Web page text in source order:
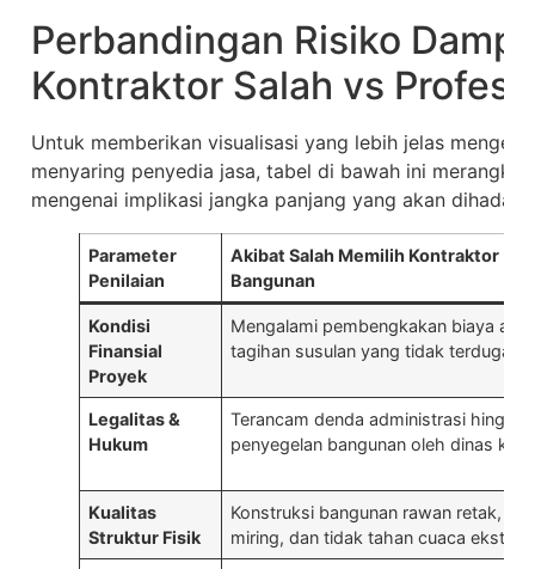
Perbandingan Risiko
Kontraktor Salah vs
Untuk memberikan visualisasi yang lebih jelas
menyaring penyedia jasa, tabel di bawah ini
mengenai implikasi jangka panjang yang akan
Parameter
Penilaian
Akibat Salah Memilih Kontraktor
Bangunan
Kondisi
Finansial
Proyek
Mengalami pembengkakan biaya
tagihan susulan yang tidak terduga
Legalitas &
Hukum
Terancam denda administrasi hingga
penyegelan bangunan oleh dinas kota
Kualitas
Struktur Fisik
Konstruksi bangunan rawan retak,
miring, dan tidak tahan cuaca